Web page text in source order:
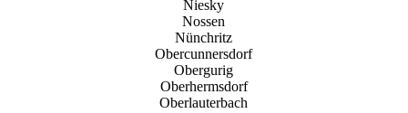
Niesky
Nossen
Nünchritz
Obercunnersdorf
Obergurig
Oberhermsdorf
Oberlauterbach